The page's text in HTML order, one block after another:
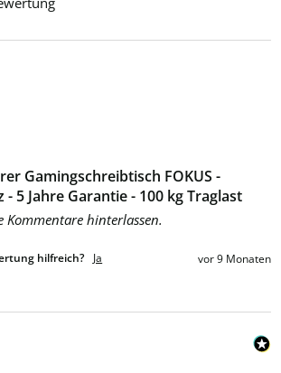
Gamingschreibtisch FOKUS -
- 5 Jahre Garantie - 100 kg Traglast
Kommentare hinterlassen.
hilfreich? Ja vor 9 Monaten